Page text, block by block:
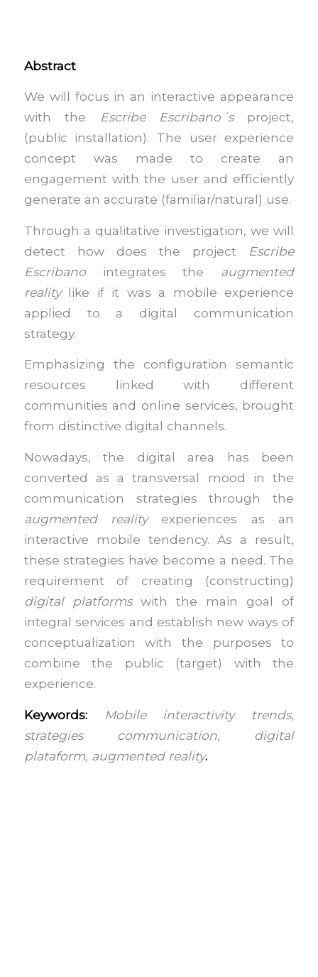
Abstract
We will focus in an interactive appearance
with the
Escribe Escribano´sproject,
(public installation). The user experience
concept was made to create an
engagement with the user and efficiently
generate an accurate (familiar/natural) use.
Through a qualitative investigation, we will
detect how does the project Escribe
Escribanointegrates the augmented
realitylike if it was a mobile experience
applied to a digital communication
strategy.
Emphasizing the configuration semantic
resources linked with different
communities and online services, brought
from distinctive digital channels.
Nowadays, the digital area has been
converted as a transversal mood in the
communication strategies through the
augmented realityexperiences as an
interactive mobile tendency. As a result,
these strategies have become a need. The
requirement of creating (constructing)
digital platformswith the main goal of
integral services and establish new ways of
conceptualization with the purposes to
combine the public (target) with the
experience.
Keywords:
Mobile interactivity trends,
strategies communication, digital
plataform, augmented reality.